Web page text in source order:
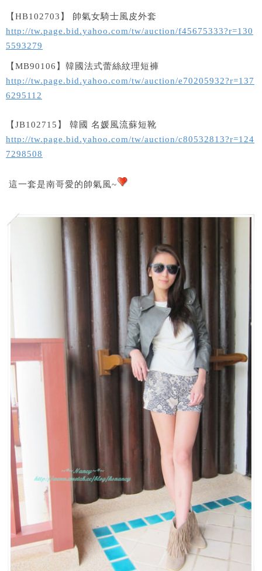
【HB102703】 帥氣女騎士風皮外套
http://tw.page.bid.yahoo.com/tw/auction/f45675333?r=130
5593279
【MB90106】韓國法式蕾絲紋理短褲
http://tw.page.bid.yahoo.com/tw/auction/e70205932?r=137
6295112
【JB102715】 韓國 名媛風流蘇短靴
http://tw.page.bid.yahoo.com/tw/auction/c80532813?r=124
7298508
這一套是南哥愛的帥氣風~